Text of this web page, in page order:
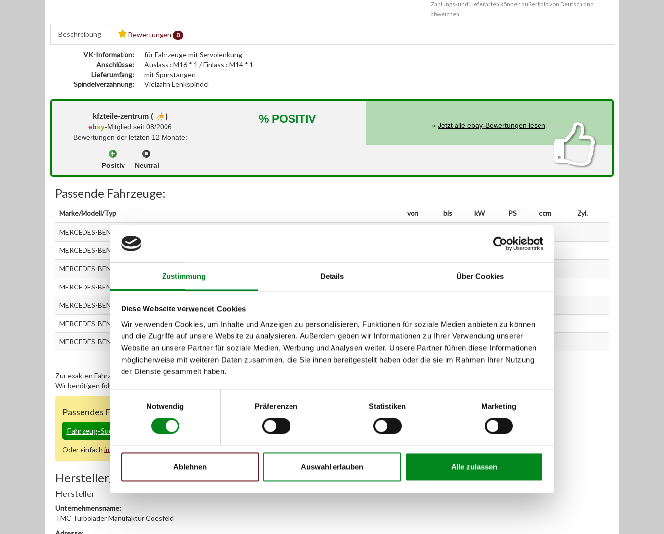
Zustimmung Details Über Cookies
Diese Webseite verwendet Cookies
Wir verwenden Cookies, um Inhalte und Anzeigen zu personalisieren, Funktionen für soziale Medien anbieten zu können
und die Zugriffe auf unsere Website zu analysieren. Außerdem geben wir Informationen zu Ihrer Verwendung unserer
Website an unsere Partner für soziale Medien, Werbung und Analysen weiter. Unsere Partner führen diese Informationen
möglicherweise mit weiteren Daten zusammen, die Sie ihnen bereitgestellt haben oder die sie im Rahmen Ihrer Nutzung
der Dienste gesammelt haben.
Einwilligungsauswahl
Notwendig
Präferenzen Statistiken Marketing
Ablehnen Auswahl erlauben Alle zulassen
Zahlungs- und Lieferarten können außerhalb von Deutschland
abweichen.
Beschreibung Bewertungen 0
VK-Information:
für Fahrzeuge mit Servolenkung
Anschlüsse:
Auslass : M16 * 1 / Einlass : M14 * 1
Lieferumfang:
mit Spurstangen
Spindelverzahnung:
Vielzahn Lenkspindel
kfzteile-zentrum ( )
ebay-Mitglied seit 08/2006
Bewertungen der letzten 12 Monate:
Positiv Neutral
% POSITIV
»Jetzt alle ebay-Bewertungen lesen
Passende Fahrzeuge:
Marke/Modell/Typ von bis kW PS ccm Zyl.
MERCEDES-BENZ M-Klasse (163) ML 230 (163.136)
MERCEDES-BENZ M-Klasse (W163) ML 320 (163.154)
MERCEDES-BENZ M-Klasse (W163) ML 250
MERCEDES-BENZ M-Klasse (W163) ML 430 (163.172)
MERCEDES-BENZ M-Klasse (W163) ML500 (163.175)
MERCEDES-BENZ M-Klasse (W163) ML 400 CDI(163.128)
MERCEDES-BENZ M-Klasse ML 270 CDI (163.113)
Zur exakten Fahrzeug-Identifizierung können Sie auch unseren Support kontaktieren (
Wir benötigen folgende Fahrzeugdaten:
Passendes Fahrzeug nicht dabei?
Fahrzeug-Suche für AT-Lenkgetriebe
Oder einfach im Chat
Hersteller/EU Verantwortliche Person
Hersteller
Unternehmensname:
TMC Turbolader Manufaktur Coesfeld